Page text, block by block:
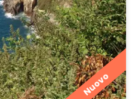
Nuovo